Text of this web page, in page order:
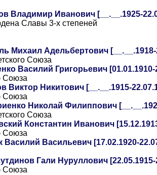
Владимир Иванович [__.__.1925-
Славы 3-х степеней
Михаил Адельбертович [__.__.1918-
Союза
Василий Григорьевич [01.01.1910-
Союза
Виктор Никитович [__.__.1915-
Союза
Николай Филиппович
Союза
Константин Иванович
Союза
Василий Васильевич [17.02.1920-
Гали Нуруллович [22.05.1915-
Союза